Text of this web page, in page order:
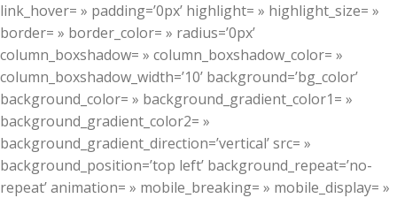
link_hover= » padding=’0px’ highlight= » highlight_size= »
border= » border_color= » radius=’0px’
column_boxshadow= » column_boxshadow_color= »
column_boxshadow_width=’10’ background=’bg_color’
background_color= » background_gradient_color1= »
background_gradient_color2= »
background_gradient_direction=’vertical’ src= »
background_position=’top left’ background_repeat=’no-
repeat’ animation= » mobile_breaking= » mobile_display= »